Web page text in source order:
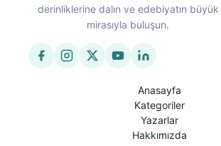
derinliklerine dalın ve edebiyatın büyük
mirasıyla buluşun.
Anasayfa
Kategoriler
Yazarlar
Hakkımızda